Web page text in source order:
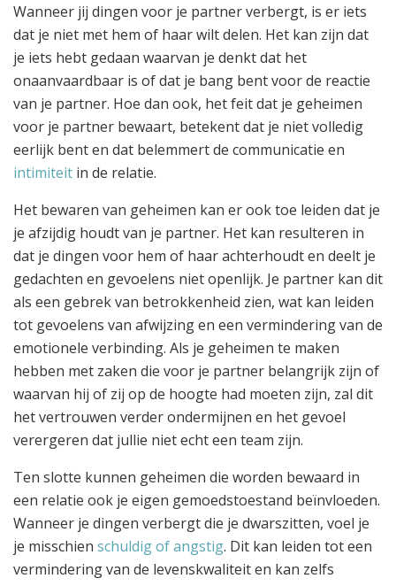
Wanneer jij dingen voor je partner verbergt, is er iets
dat je niet met hem of haar wilt delen. Het kan zijn dat
je iets hebt gedaan waarvan je denkt dat het
onaanvaardbaar is of dat je bang bent voor de reactie
van je partner. Hoe dan ook, het feit dat je geheimen
voor je partner bewaart, betekent dat je niet volledig
eerlijk bent en dat belemmert de communicatie en
intimiteit in de relatie.
Het bewaren van geheimen kan er ook toe leiden dat je
je afzijdig houdt van je partner. Het kan resulteren in
dat je dingen voor hem of haar achterhoudt en deelt je
gedachten en gevoelens niet openlijk. Je partner kan dit
als een gebrek van betrokkenheid zien, wat kan leiden
tot gevoelens van afwijzing en een vermindering van de
emotionele verbinding. Als je geheimen te maken
hebben met zaken die voor je partner belangrijk zijn of
waarvan hij of zij op de hoogte had moeten zijn, zal dit
het vertrouwen verder ondermijnen en het gevoel
verergeren dat jullie niet echt een team zijn.
Ten slotte kunnen geheimen die worden bewaard in
een relatie ook je eigen gemoedstoestand beïnvloeden.
Wanneer je dingen verbergt die je dwarszitten, voel je
je misschien schuldig of angstig. Dit kan leiden tot een
vermindering van de levenskwaliteit en kan zelfs